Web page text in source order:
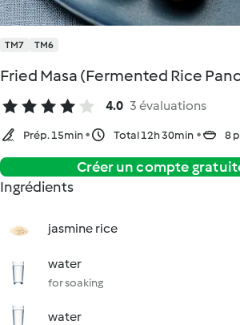
TM7 TM6
Fried Masa (Fermented Rice
4.0 3 évaluations
Prép. 15min Total 12h 30min 8
Créer un compte
Ingrédients
jasmine rice
water
for soaking
water